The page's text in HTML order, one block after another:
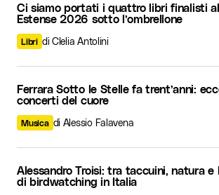
Ci siamo portati i quattro libri finalisti
Estense 2026 sotto l’ombrellone
Libri di Clelia Antolini
Ferrara Sotto le Stelle fa trent’anni:
concerti del cuore
Musica di Alessio Falavena
Alessandro Troisi: tra taccuini, natura e
di birdwatching in Italia